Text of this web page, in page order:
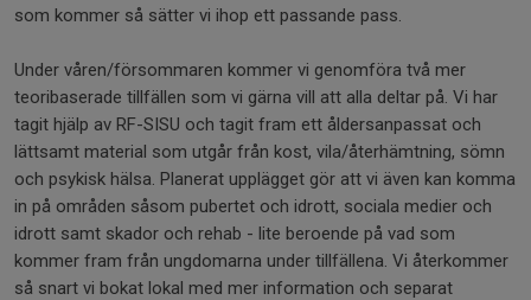
som kommer så sätter vi ihop ett passande pass.
Under våren/försommaren kommer vi genomföra två mer
teoribaserade tillfällen som vi gärna vill att alla deltar på. Vi har
tagit hjälp av RF-SISU och tagit fram ett åldersanpassat och
lättsamt material som utgår från kost, vila/återhämtning, sömn
och psykisk hälsa. Planerat upplägget gör att vi även kan komma
in på områden såsom pubertet och idrott, sociala medier och
idrott samt skador och rehab - lite beroende på vad som
kommer fram från ungdomarna under tillfällena. Vi återkommer
så snart vi bokat lokal med mer information och separat